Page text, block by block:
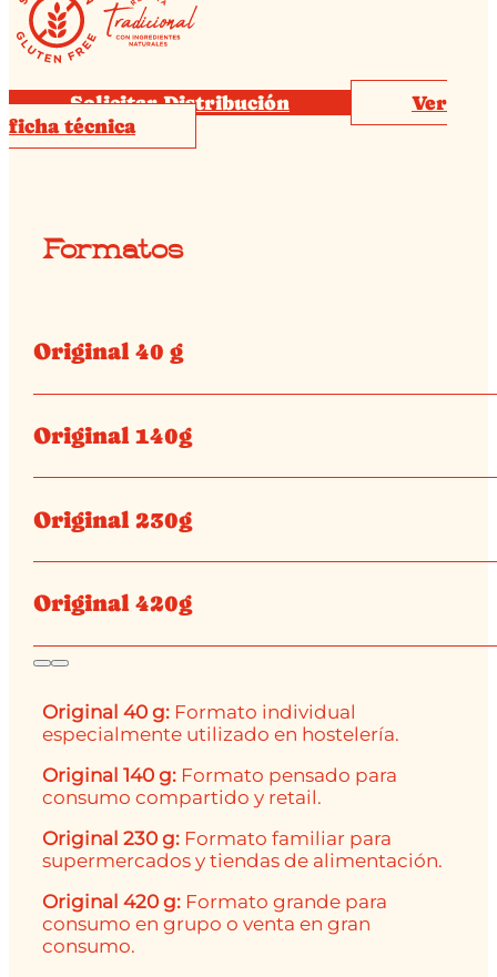
Solicitar Distribución
Ver
ficha técnica
Formatos
Original 40 g
Original 140g
Original 230g
Original 420g
Original 40 g: Formato individual
especialmente utilizado en hostelería.
Original 140 g: Formato pensado para
consumo compartido y retail.
Original 230 g: Formato familiar para
supermercados y tiendas de alimentación.
Original 420 g: Formato grande para
consumo en grupo o venta en gran
consumo.